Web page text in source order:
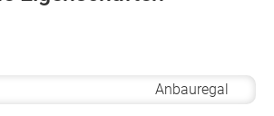
Anbauregal